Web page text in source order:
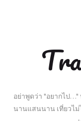
อย่าพูดว่า "อยากไป
นานแสนนาน เที่ยวไม่